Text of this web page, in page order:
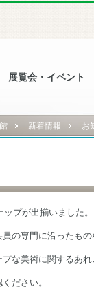
展覧会・イベント
新着情報 お
プが出揃いました。
の専門に沿ったもの
な美術に関するあれ
ださい。